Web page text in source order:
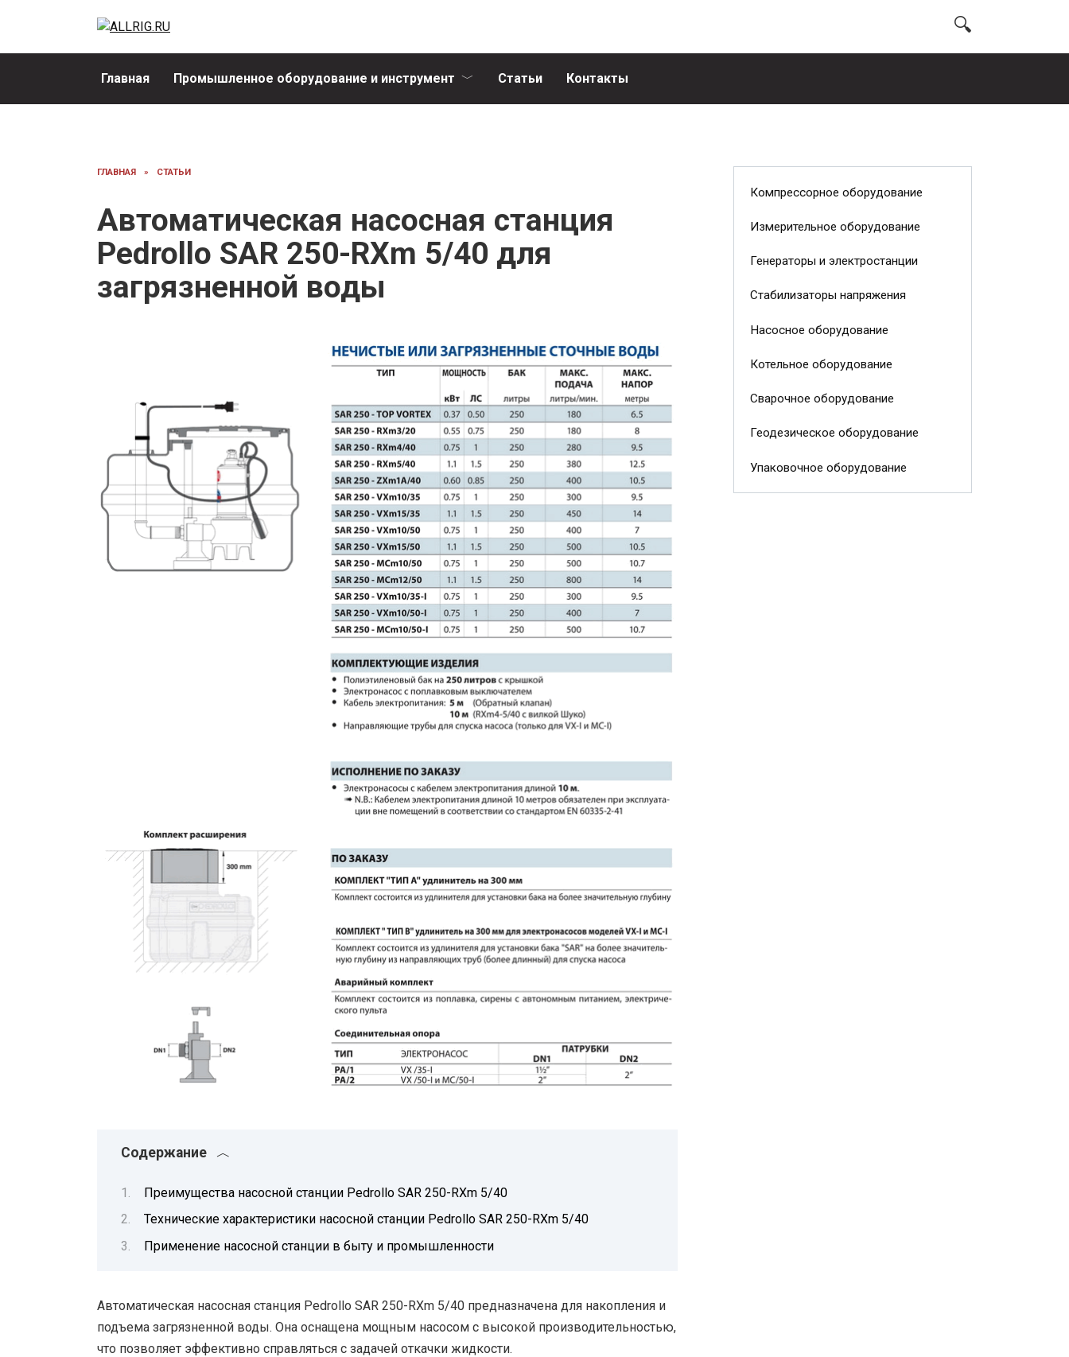
Главная Промышленное оборудование и инструмент Статьи Контакты
ГЛАВНАЯ » СТАТЬИ
Автоматическая насосная станция
Pedrollo SAR 250-RXm 5/40 для
загрязненной воды
Содержание
Преимущества насосной станции Pedrollo SAR 250-RXm 5/40
Технические характеристики насосной станции Pedrollo SAR 250-RXm 5/40
Применение насосной станции в быту и промышленности
Автоматическая насосная станция Pedrollo SAR 250-RXm 5/40 предназначена для накопления и
подъема загрязненной воды. Она оснащена мощным насосом с высокой производительностью,
что позволяет эффективно справляться с задачей откачки жидкости.
Компрессорное оборудование
Измерительное оборудование
Генераторы и электростанции
Стабилизаторы напряжения
Насосное оборудование
Котельное оборудование
Сварочное оборудование
Геодезическое оборудование
Упаковочное оборудование